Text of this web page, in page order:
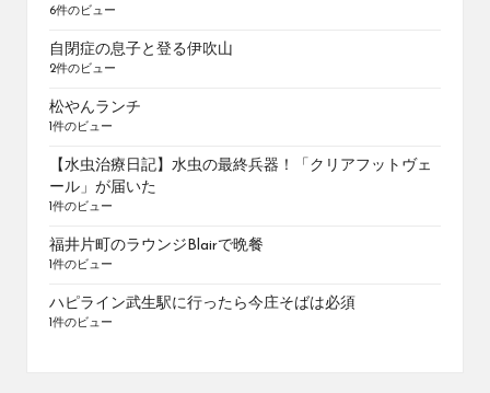
6件のビュー
自閉症の息子と登る伊吹山
2件のビュー
松やんランチ
1件のビュー
【水虫治療日記】水虫の最終兵器！「クリアフットヴェ
ール」が届いた
1件のビュー
福井片町のラウンジBlairで晩餐
1件のビュー
ハピライン武生駅に行ったら今庄そばは必須
1件のビュー